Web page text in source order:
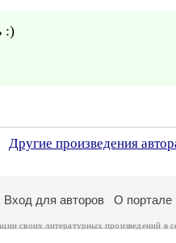
:)
Другие произведения
Вход для авторов О портале
своих литературных произведений в
произведений возможна только с